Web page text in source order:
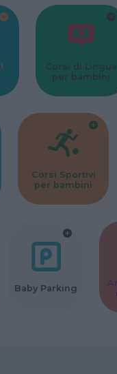
Corsi di Lingua
per bambini
Corsi Sportivi
per bambini
Baby Parking